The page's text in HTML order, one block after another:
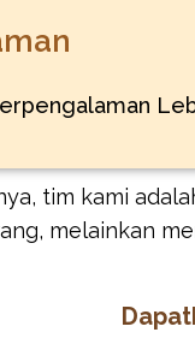
tim kami
melainkan